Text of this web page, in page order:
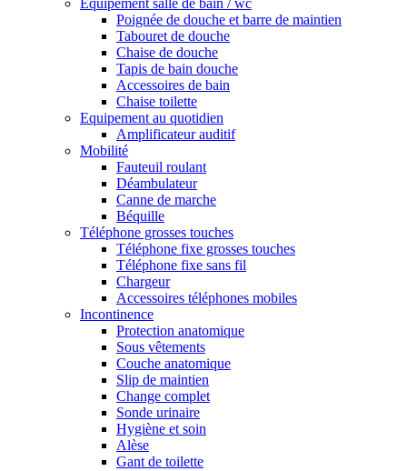
Équipement salle de bain / wc
Poignée de douche et barre de maintien
Tabouret de douche
Chaise de douche
Tapis de bain douche
Accessoires de bain
Chaise toilette
Equipement au quotidien
Amplificateur auditif
Mobilité
Fauteuil roulant
Déambulateur
Canne de marche
Béquille
Téléphone grosses touches
Téléphone fixe grosses touches
Téléphone fixe sans fil
Chargeur
Accessoires téléphones mobiles
Incontinence
Protection anatomique
Sous vêtements
Couche anatomique
Slip de maintien
Change complet
Sonde urinaire
Hygiène et soin
Alèse
Gant de toilette